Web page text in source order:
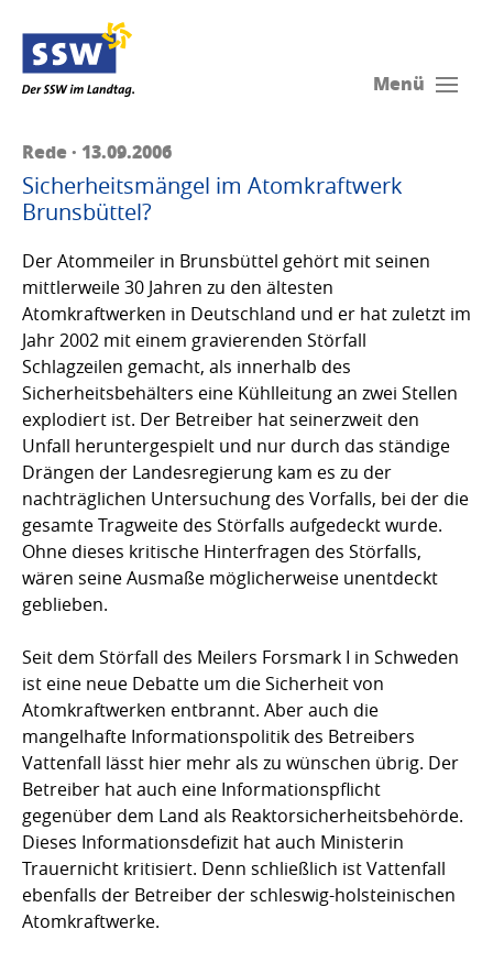
Menü
Rede · 13.09.2006
Sicherheitsmängel im Atomkraftwerk
Brunsbüttel?
Der Atommeiler in Brunsbüttel gehört mit seinen
mittlerweile 30 Jahren zu den ältesten
Atomkraftwerken in Deutschland und er hat zuletzt im
Jahr 2002 mit einem gravierenden Störfall
Schlagzeilen gemacht, als innerhalb des
Sicherheitsbehälters eine Kühlleitung an zwei Stellen
explodiert ist. Der Betreiber hat seinerzweit den
Unfall heruntergespielt und nur durch das ständige
Drängen der Landesregierung kam es zu der
nachträglichen Untersuchung des Vorfalls, bei der die
gesamte Tragweite des Störfalls aufgedeckt wurde.
Ohne dieses kritische Hinterfragen des Störfalls,
wären seine Ausmaße möglicherweise unentdeckt
geblieben.
Seit dem Störfall des Meilers Forsmark I in Schweden
ist eine neue Debatte um die Sicherheit von
Atomkraftwerken entbrannt. Aber auch die
mangelhafte Informationspolitik des Betreibers
Vattenfall lässt hier mehr als zu wünschen übrig. Der
Betreiber hat auch eine Informationspflicht
gegenüber dem Land als Reaktorsicherheitsbehörde.
Dieses Informationsdefizit hat auch Ministerin
Trauernicht kritisiert. Denn schließlich ist Vattenfall
ebenfalls der Betreiber der schleswig-holsteinischen
Atomkraftwerke.